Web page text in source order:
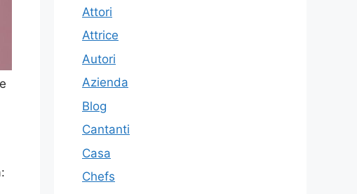
Attori
Attrice
Autori
Azienda
Blog
Cantanti
Casa
Chefs